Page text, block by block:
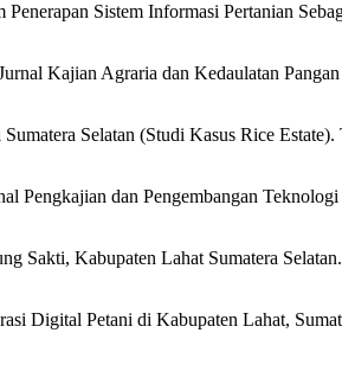
Sistem Informasi Pertanian
Kajian Agraria dan Kedaulatan
Selatan (Studi Kasus Rice Estate).
Pengkajian dan Pengembangan
Sakti, Kabupaten Lahat Sumatera
Digital Petani di Kabupaten Lahat,